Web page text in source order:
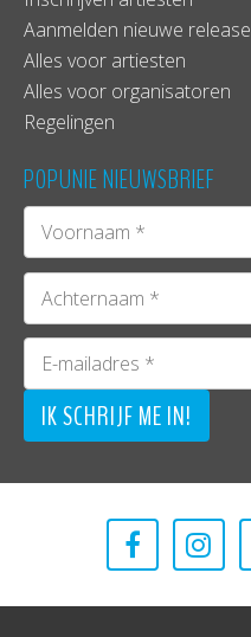
Aanmelden nieuwe release
Alles voor artiesten
Alles voor organisatoren
Regelingen
POPUNIE NIEUWSBRIEF